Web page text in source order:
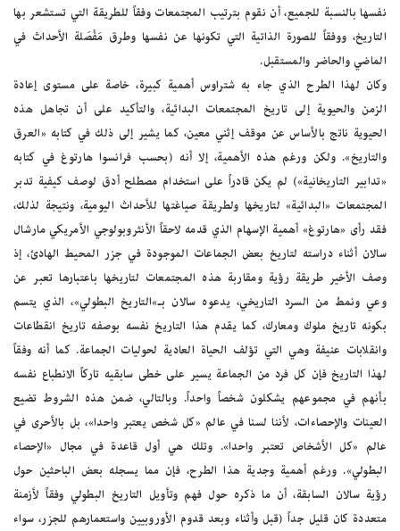
نفسها بالنسبة للجميع، أن نقوم بترتيب المجتمعات وفقاً للطريقة التي تستشعر بها
التاريخ، ووفقاً للصورة الذاتية التي تكونها عن نفسها وطرق مَفْصَلة الأحداث في
الماضي والحاضر والمستقبل.
وكان لهذا الطرح الذي جاء به شتراوس أهمية كبيرة، خاصة على مستوى إعادة
الزمن والحيوية إلى تاريخ المجتمعات البدائية، والتأكيد على أن تجاهل هذه
الحيوية ناتج بالأساس عن موقف إثني معين، كما يشير إلى ذلك في كتابه «العرق
والتاريخ». ولكن ورغم هذه الأهمية، إلا أنه (بحسب فرانسوا هارتوغ في كتابه
«تدابير التاريخانية») لم يكن قادراً على استخدام مصطلح أدق لوصف كيفية تدبر
المجتمعات «البدائية» لتاريخها ولطريقة صياغتها للأحداث اليومية، ونتيجة لذلك،
فقد رأى «هارتوغ» أهمية الإسهام الذي قدمه لاحقاً الأنثروبولوجي الأمريكي مارشال
سالان أثناء دراسته لتاريخ بعض الجماعات الموجودة في جزر المحيط الهادئ، إذ
وصف الأخير طريقة رؤية ومقاربة هذه المجتمعات لتاريخها باعتبارها تعبر عن
وعي ونمط من السرد التاريخي، يدعوه سالان بـ»التاريخ البطولي»، الذي يتسم
بكونه تاريخ ملوك ومعارك، كما يقدم هذا التاريخ نفسه بوصفه تاريخ انقطاعات
وانقلابات عنيفة وهي التي تؤلف الحياة العادية لحوليات الجماعة. كما أنه وفقاً
لهذا التاريخ فإن كل فرد من الجماعة يسير على خطى سابقيه تاركاً الانطباع نفسه
بأنهم في مجموعهم يشكلون شخصاً واحداً. وبالتالي، ضمن هذه الشروط تضيع
العينات والإحصاءات، لأننا لسنا في عالم «كل شخص يعتبر واحدا»، بل بالأحرى في
عالم «كل الأشخاص تعتبر واحدا». وتلك هي أول قاعدة في مجال «الإحصاء
البطولي». ورغم أهمية وجدية هذا الطرح، فإن مما يسجله بعض الباحثين حول
رؤية سالان السابقة، أن ما ذكره حول فهم وتأويل التاريخ البطولي وفقاً لأزمنة
متعددة كان قليل جداً (قبل وأثناء وبعد قدوم الأوروبيين واستعمارهم للجزر، سواء